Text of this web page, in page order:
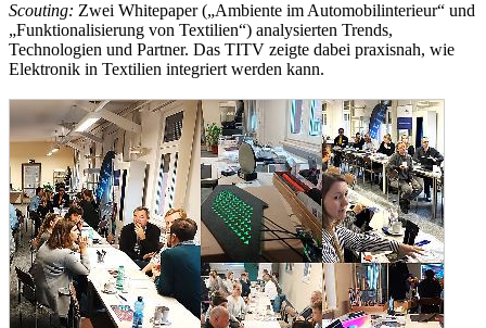
Scouting: Zwei Whitepaper („Ambiente im Automobilinterieur“ und
„Funktionalisierung von Textilien“) analysierten Trends,
Technologien und Partner. Das TITV zeigte dabei praxisnah, wie
Elektronik in Textilien integriert werden kann.